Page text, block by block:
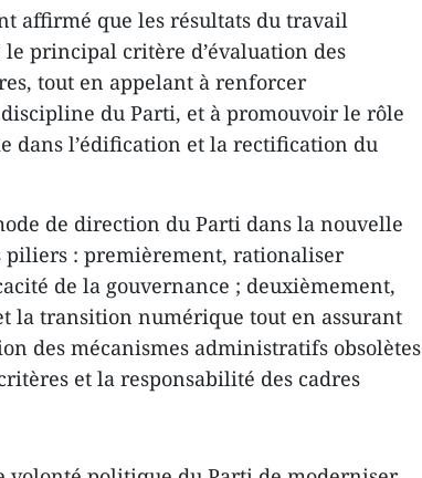
affirmé que les résultats du travail
principal critère d’évaluation des
tout en appelant à renforcer
du Parti, et à promouvoir le rôle
dans l’édification et la rectification du
de direction du Parti dans la nouvelle
piliers : premièrement, rationaliser
de la gouvernance ; deuxièmement,
la transition numérique tout en assurant
des mécanismes administratifs obsolètes
et la responsabilité des cadres